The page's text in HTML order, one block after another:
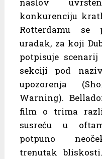
konkurenciju
Rotterdamu se
uradak, za koji
potpisuje
sekciji pod
upozorenja
Warning).
film o trima
susreću u
potpuno
trenutak